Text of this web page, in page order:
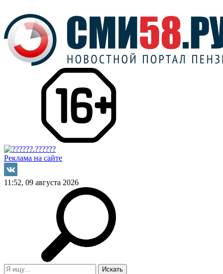
Реклама на сайте
11:52, 09 августа 2026